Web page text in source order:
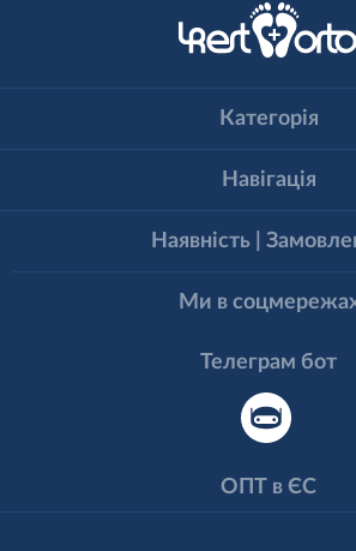
Категорія
Навігація
Наявність |
Ми в
Телеграм бот
ОПТ в ЄС